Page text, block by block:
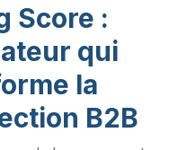
Score :
qui
la
B2B